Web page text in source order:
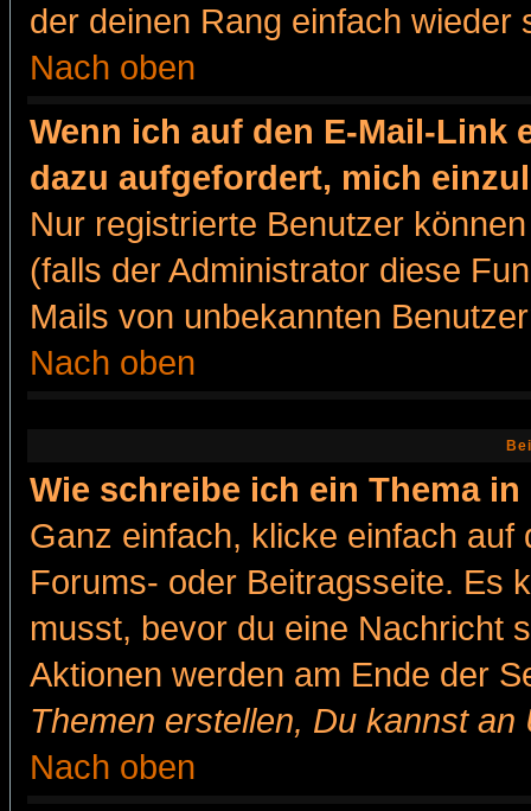
der deinen Rang einfach wieder
Nach oben
Wenn ich auf den E-Mail-Link
dazu aufgefordert, mich
Nur registrierte Benutzer
(falls der Administrator diese
Mails von unbekannten
Nach oben
Wie schreibe ich ein Thema
Ganz einfach, klicke einfach
Forums- oder Beitragsseite. Es
musst, bevor du eine Nachricht
Aktionen werden am Ende der
Themen erstellen, Du kannst
Nach oben